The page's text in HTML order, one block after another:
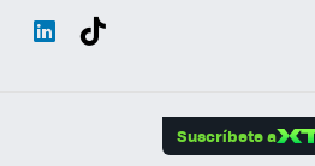
Suscríbete a